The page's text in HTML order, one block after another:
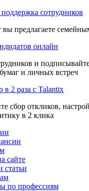
сотрудников
вы предлагаете
онлайн
и
и личных встреч
в 2 раза с Talantix
сбор откликов,
в 2 клика
сайте
статьи
по профессиям